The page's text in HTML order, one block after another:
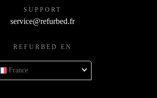
SUPPORT
service@refurbed.fr
REFURBED EN
France